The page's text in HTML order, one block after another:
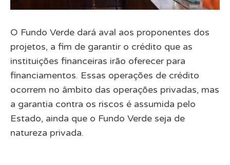
O Fundo Verde dará aval aos proponentes dos
projetos, a fim de garantir o crédito que as
instituições financeiras irão oferecer para
financiamentos. Essas operações de crédito
ocorrem no âmbito das operações privadas, mas
a garantia contra os riscos é assumida pelo
Estado, ainda que o Fundo Verde seja de
natureza privada.